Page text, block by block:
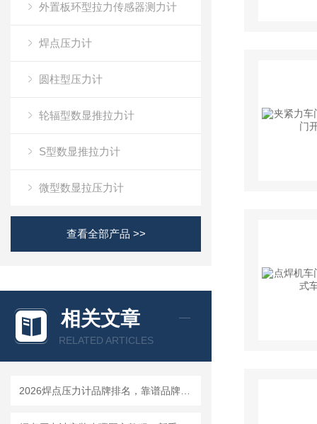
外置板环型拉力传感器测力计
焊点压力计
圆柱型压力计
轮辐型数显推拉力计
S型数显推拉力计
微型数显拉压力计
查看全部产品 >>
相关文章
RELATED ARTICLES